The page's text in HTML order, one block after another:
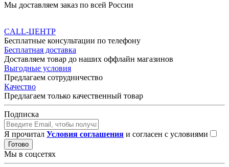
Мы доставляем заказ по всей России
CALL-ЦЕНТР
Бесплатные консультации по телефону
Бесплатная доставка
Доставляем товар до наших оффлайн магазинов
Выгодные условия
Предлагаем сотрудничество
Качество
Предлагаем только качественный товар
Подписка
Я прочитал Условия соглашения и согласен с условиями
Готово
Мы в соцсетях